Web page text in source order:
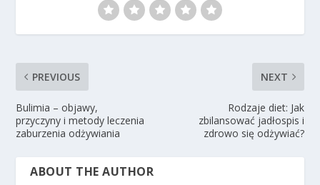
PREVIOUS
Bulimia – objawy,
przyczyny i metody leczenia
zaburzenia odżywiania
NEXT
Rodzaje diet: Jak
zbilansować jadłospis i
zdrowo się odżywiać?
ABOUT THE AUTHOR